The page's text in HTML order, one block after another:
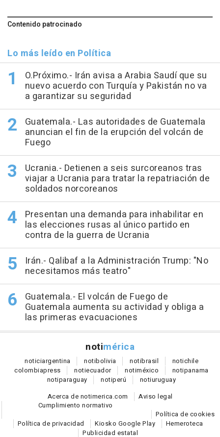
Contenido patrocinado
Lo más leído en Política
O.Próximo.- Irán avisa a Arabia Saudí que su
nuevo acuerdo con Turquía y Pakistán no va
a garantizar su seguridad
Guatemala.- Las autoridades de Guatemala
anuncian el fin de la erupción del volcán de
Fuego
Ucrania.- Detienen a seis surcoreanos tras
viajar a Ucrania para tratar la repatriación de
soldados norcoreanos
Presentan una demanda para inhabilitar en
las elecciones rusas al único partido en
contra de la guerra de Ucrania
Irán.- Qalibaf a la Administración Trump: "No
necesitamos más teatro"
Guatemala.- El volcán de Fuego de
Guatemala aumenta su actividad y obliga a
las primeras evacuaciones
notimérica
noticiargentina notibolivia notibrasil notichile
colombiapress notiecuador notiméxico notipanama
notiparaguay notiperú notiuruguay
Acerca de notimerica.com
Aviso legal
Cumplimiento normativo
Política de cookies
Política de privacidad
Kiosko Google Play
Hemeroteca
Publicidad estatal